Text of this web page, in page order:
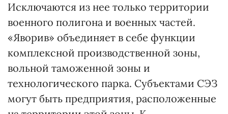
Исключаются из нее только территории
военного полигона и военных частей.
«Яворив» объединяет в себе функции
комплексной производственной зоны,
вольной таможенной зоны и
технологического парка. Субъектами СЭЗ
могут быть предприятия, расположенные